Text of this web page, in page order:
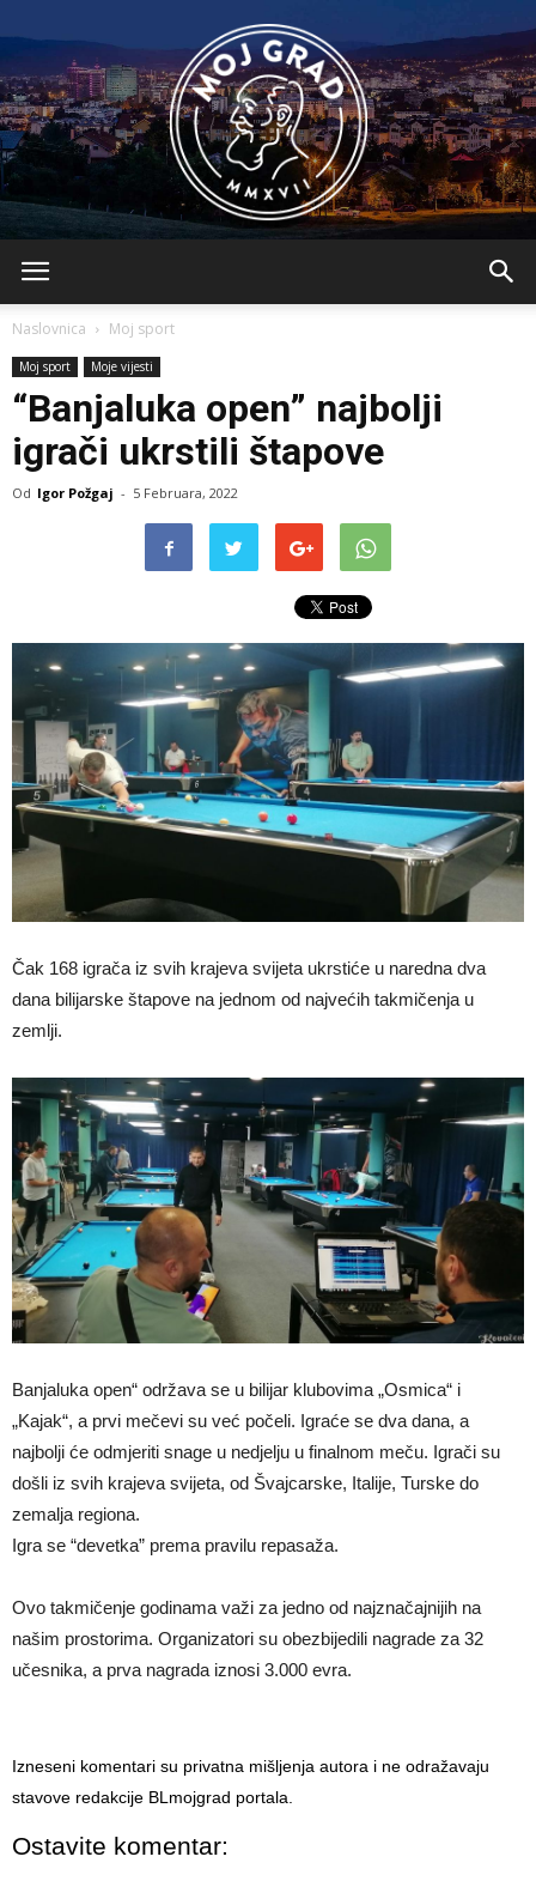
Naslovnica Moj sport
Moj sport Moje vijesti
“Banjaluka open” najbolji
igrači ukrstili štapove
Od Igor Požgaj - 5 Februara, 2022
Čak 168 igrača iz svih krajeva svijeta ukrstiće u naredna dva
dana bilijarske štapove na jednom od najvećih takmičenja u
zemlji.
Banjaluka open“ održava se u bilijar klubovima „Osmica“ i
„Kajak“, a prvi mečevi su već počeli. Igraće se dva dana, a
najbolji će odmjeriti snage u nedjelju u finalnom meču. Igrači su
došli iz svih krajeva svijeta, od Švajcarske, Italije, Turske do
zemalja regiona.
Igra se “devetka” prema pravilu repasaža.
Ovo takmičenje godinama važi za jedno od najznačajnijih na
našim prostorima. Organizatori su obezbijedili nagrade za 32
učesnika, a prva nagrada iznosi 3.000 evra.
Izneseni komentari su privatna mišljenja autora i ne odražavaju
stavove redakcije BLmojgrad portala.
Ostavite komentar: